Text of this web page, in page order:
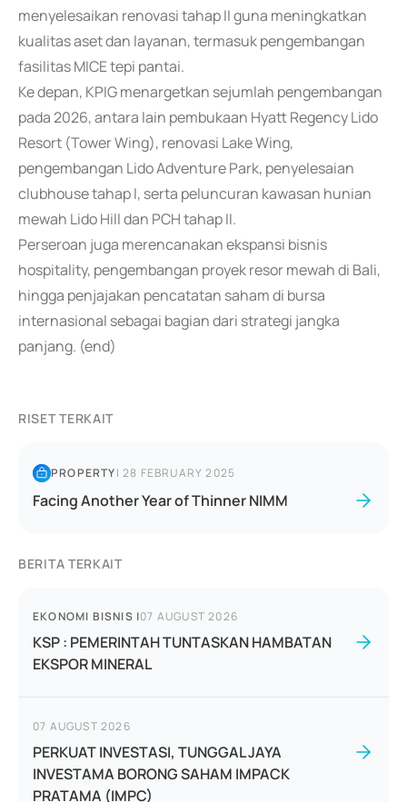
menyelesaikan renovasi tahap II guna meningkatkan
kualitas aset dan layanan, termasuk pengembangan
fasilitas MICE tepi pantai.
Ke depan, KPIG menargetkan sejumlah pengembangan
pada 2026, antara lain pembukaan Hyatt Regency Lido
Resort (Tower Wing), renovasi Lake Wing,
pengembangan Lido Adventure Park, penyelesaian
clubhouse tahap I, serta peluncuran kawasan hunian
mewah Lido Hill dan PCH tahap II.
Perseroan juga merencanakan ekspansi bisnis
hospitality, pengembangan proyek resor mewah di Bali,
hingga penjajakan pencatatan saham di bursa
internasional sebagai bagian dari strategi jangka
panjang. (end)
RISET TERKAIT
PROPERTY|28 FEBRUARY 2025
Facing Another Year of Thinner NIMM
BERITA TERKAIT
EKONOMI BISNIS |07 AUGUST 2026
KSP : PEMERINTAH TUNTASKAN HAMBATAN
EKSPOR MINERAL
07 AUGUST 2026
PERKUAT INVESTASI, TUNGGAL JAYA
INVESTAMA BORONG SAHAM IMPACK
PRATAMA (IMPC)